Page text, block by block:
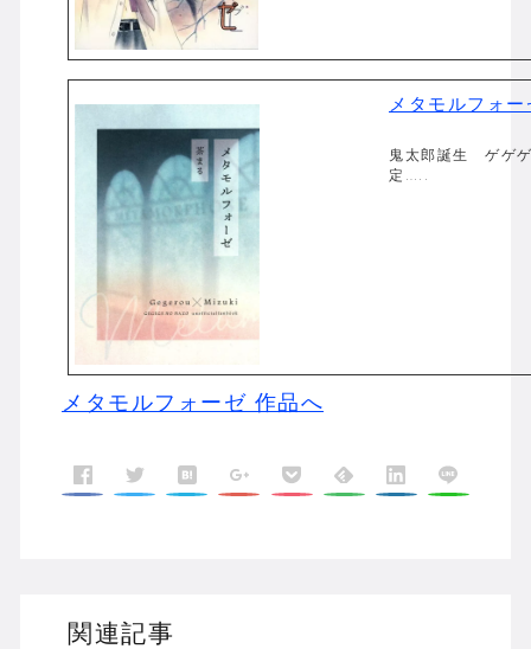
メタモルフォー
鬼太郎誕生 ゲゲ
定…..
メタモルフォーゼ 作品へ
関連記事